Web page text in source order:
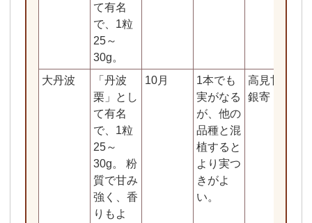
て有名
で、1粒
25～
30g。
大丹波
「丹波
栗」とし
て有名
で、1粒
25～
30g。 粉
質で甘み
強く、香
りもよ
10月
1本でも
実がなる
が、他の
品種と混
植すると
より実つ
きがよ
い。
高見甘早生
銀寄